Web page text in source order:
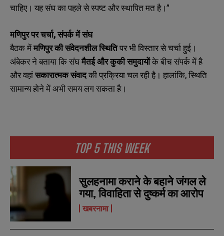
N
a
*
m
b
s
SUBMIT
N
a
*
m
b
s
SUBMIT
TOP 5 THIS WEEK
सुलहनामा कराने के बहाने जंगल ले
गया, विवाहिता से दुष्कर्म का आरोप
खबरनामा
चाहिए। यह संघ का पहले से स्पष्ट और स्थापित मत है।”
मणिपुर पर चर्चा,संपर्क में संघ
बैठक मेंमणिपुर की संवेदनशील स्थितिपर भी विस्तार से चर्चा हुई।
अंबेकर ने बताया कि संघमैतई और कुकी समुदायोंके बीच संपर्क में है
और वहांसकारात्मक संवादकी प्रक्रिया चल रही है। हालांकि, स्थिति
सामान्य होने में अभी समय लग सकता है।